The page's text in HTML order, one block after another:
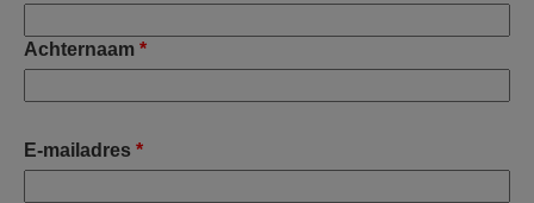
Achternaam *
E-mailadres *